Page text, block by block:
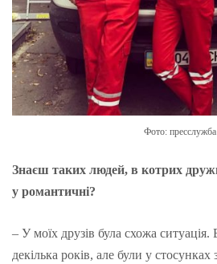
Фото: пресслужба
Знаєш таких людей, в котрих
у романтичні?
– У моїх друзів була схожа
декілька років, але були у